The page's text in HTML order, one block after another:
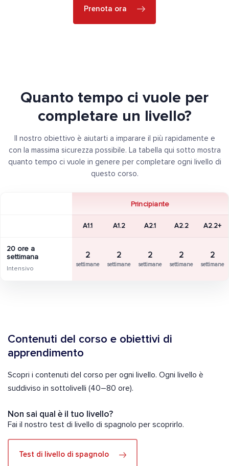
Prenota ora
Quanto tempo ci vuole per
completare un livello?
Il nostro obiettivo è aiutarti a imparare il più rapidamente e
con la massima sicurezza possibile. La tabella qui sotto mostra
quanto tempo ci vuole in genere per completare ogni livello di
questo corso.
Principiante
A1.1 A1.2 A2.1 A2.2 A2.2+
20 ore a
settimana
Intensivo
2
settimane
2
settimane
2
settimane
2
settimane
2
settimane
Contenuti del corso e obiettivi di
apprendimento
Scopri i contenuti del corso per ogni livello. Ogni livello è
suddiviso in sottolivelli (40–80 ore).
Non sai qual è il tuo livello?
Fai il nostro test di livello di spagnolo per scoprirlo.
Test di livello di spagnolo